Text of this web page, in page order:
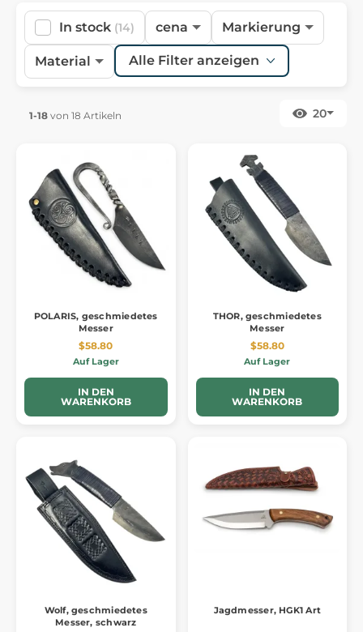
In stock (14) cena Markierung
Material Alle Filter anzeigen
1-18 von 18 Artikeln 20
POLARIS, geschmiedetes
Messer
$58.80
Auf Lager
IN DEN
WARENKORB
THOR, geschmiedetes
Messer
$58.80
Auf Lager
IN DEN
WARENKORB
Wolf, geschmiedetes
Messer, schwarz
Jagdmesser, HGK1 Art